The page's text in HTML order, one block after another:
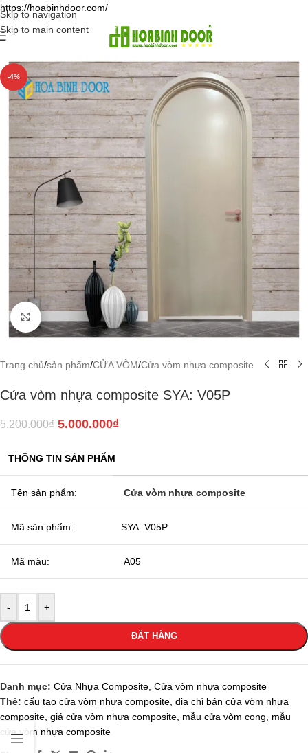
https://hoabinhdoor.com/
Skip to navigation
Skip to main content
-4%
Click to enlarge
Trang chủ/sản phẩm/CỬA VÒM/Cửa vòm nhựa composite
Cửa vòm nhựa composite SYA: V05P
5.200.000₫ 5.000.000₫
THÔNG TIN SẢN PHẨM
Tên sản phẩm: Cửa vòm nhựa composite
Mã sản phẩm: SYA: V05P
Mã màu: A05
- +
ĐẶT HÀNG
Danh mục: Cửa Nhựa Composite Cửa vòm nhựa composite
Thẻ: cấu tạo cửa vòm nhựa composite địa chỉ bán cửa vòm nhựa
composite giá cửa vòm nhựa composite mẫu cửa vòm cong
mẫu
cửa vòm nhựa composite